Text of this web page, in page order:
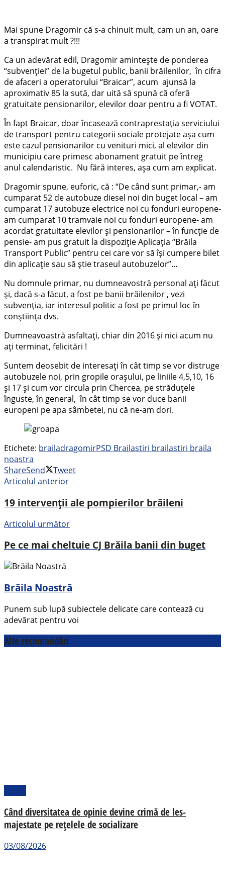
Mai spune Dragomir că s-a chinuit mult, cam un an, oare
a transpirat mult ?!!!
Ca un adevărat edil, Dragomir amintește de ponderea
“subvenţiei” de la bugetul public, banii brăilenilor, în cifra
de afaceri a operatorului “Braicar”, acum ajunsă la
aproximativ 85 la sută, dar uită să spună că oferă
gratuitate pensionarilor, elevilor doar pentru a fi VOTAT.
În fapt Braicar, doar încasează contraprestaţia serviciului
de transport pentru categorii sociale protejate aşa cum
este cazul pensionarilor cu venituri mici, al elevilor din
municipiu care primesc abonament gratuit pe întreg
anul calendaristic. Nu fără interes, așa cum am explicat.
Dragomir spune, euforic, că : “De când sunt primar,- am
cumparat 52 de autobuze diesel noi din buget local – am
cumparat 17 autobuze electrice noi cu fonduri europene-
am cumparat 10 tramvaie noi cu fonduri europene- am
acordat gratuitate elevilor și pensionarilor – în funcție de
pensie- am pus gratuit la dispoziție Aplicația “Brăila
Transport Public” pentru cei care vor să își cumpere bilet
din aplicație sau să știe traseul autobuzelor”…
Nu domnule primar, nu dumneavostră personal ați făcut
și, dacă s-a făcut, a fost pe banii brăilenilor , vezi
subvenția, iar interesul politic a fost pe primul loc în
conștiința dvs.
Dumneavoastră asfaltați, chiar din 2016 și nici acum nu
ați terminat, felicitări !
Suntem deosebit de interesați în cât timp se vor distruge
autobuzele noi, prin gropile orașului, pe liniile 4,5,10, 16
și 17 și cum vor circula prin Chercea, pe străduțele
înguste, în general, în cât timp se vor duce banii
europeni pe apa sâmbetei, nu că ne-am dori.
Etichete: brailadragomirPSD Brailastiri brailastiri braila
noastra
ShareSend
Tweet
Articolul anterior
19 intervenții ale pompierilor brăileni
Articolul următor
Pe ce mai cheltuie CJ Brăila banii din buget
Brăila Noastră
Punem sub lupă subiectele delicate care contează cu
adevărat pentru voi
Alte recomandări
Când diversitatea de opinie devine crimă de les-
majestate pe rețelele de socializare
03/08/2026